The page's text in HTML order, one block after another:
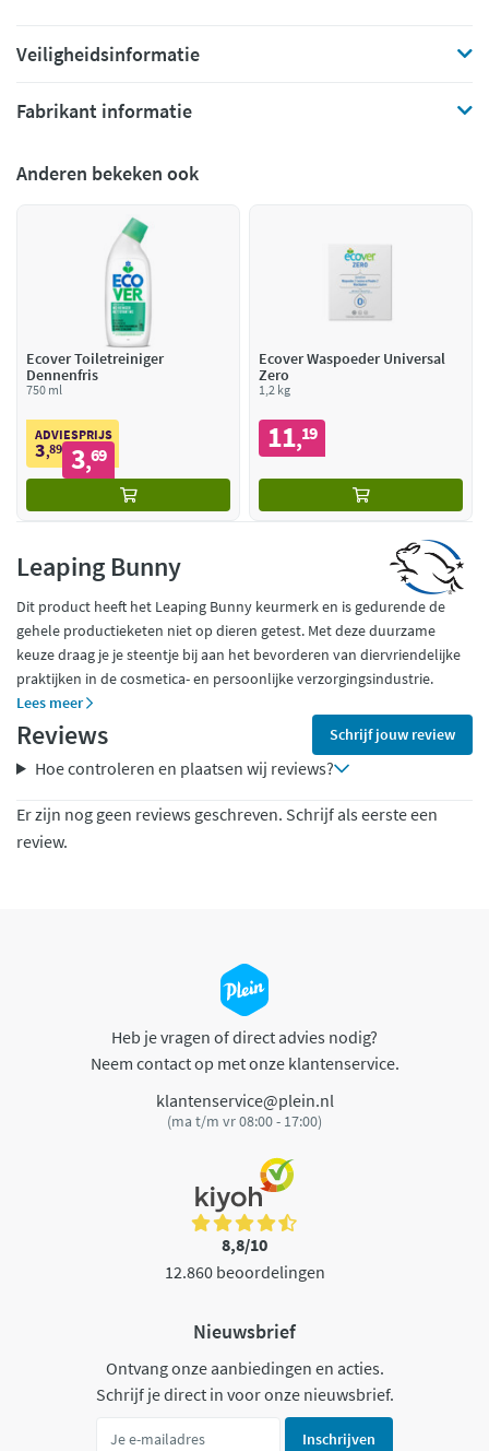
Veiligheidsinformatie
Fabrikant informatie
Anderen bekeken ook
Ecover Toiletreiniger
Dennenfris
750 ml
ADVIESPRIJS
3,89 3,69
Ecover Waspoeder Universal
Zero
1,2 kg
11,19
Leaping Bunny
Dit product heeft het Leaping Bunny keurmerk en is gedurende de
gehele productieketen niet op dieren getest. Met deze duurzame
keuze draag je je steentje bij aan het bevorderen van diervriendelijke
praktijken in de cosmetica- en persoonlijke verzorgingsindustrie.
Lees meer
Reviews Schrijf jouw review
Hoe controleren en plaatsen wij reviews?
Er zijn nog geen reviews geschreven. Schrijf als eerste een
review.
Heb je vragen of direct advies nodig?
Neem contact op met onze klantenservice.
klantenservice@plein.nl
(ma t/m vr 08:00 - 17:00)
8,8/10
12.860 beoordelingen
Nieuwsbrief
Ontvang onze aanbiedingen en acties.
Schrijf je direct in voor onze nieuwsbrief.
Inschrijven